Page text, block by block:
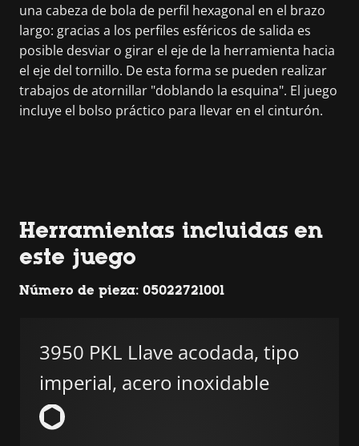
una cabeza de bola de perfil hexagonal en el brazo
largo: gracias a los perfiles esféricos de salida es
posible desviar o girar el eje de la herramienta hacia
el eje del tornillo. De esta forma se pueden realizar
trabajos de atornillar "doblando la esquina". El juego
incluye el bolso práctico para llevar en el cinturón.
Herramientas incluidas en
este juego
Número de pieza: 05022721001
3950 PKL Llave acodada, tipo
imperial, acero inoxidable